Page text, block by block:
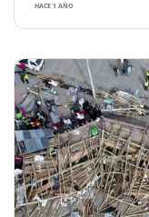
HACE 1 AÑO